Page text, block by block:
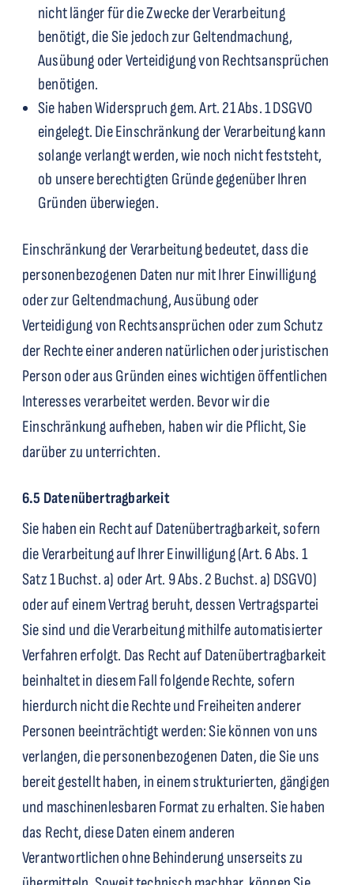
nicht länger für die Zwecke der Verarbeitung
benötigt, die Sie jedoch zur Geltendmachung,
Ausübung oder Verteidigung von Rechtsansprüchen
benötigen.
Sie haben Widerspruch gem. Art. 21 Abs. 1 DSGVO
eingelegt. Die Einschränkung der Verarbeitung kann
solange verlangt werden, wie noch nicht feststeht,
ob unsere berechtigten Gründe gegenüber Ihren
Gründen überwiegen.
Einschränkung der Verarbeitung bedeutet, dass die
personenbezogenen Daten nur mit Ihrer Einwilligung
oder zur Geltendmachung, Ausübung oder
Verteidigung von Rechtsan­sprüchen oder zum Schutz
der Rechte einer anderen natürlichen oder juristischen
Person oder aus Gründen eines wichtigen öffentlichen
Interesses verarbeitet werden. Bevor wir die
Einschränkung aufheben, haben wir die Pflicht, Sie
darüber zu unterrichten.
6.5 Datenübertragbarkeit
Sie haben ein Recht auf Datenübertragbarkeit, sofern
die Verarbeitung auf Ihrer Einwilligung (Art. 6 Abs. 1
Satz 1 Buchst. a) oder Art. 9 Abs. 2 Buchst. a) DSGVO)
oder auf einem Vertrag beruht, dessen Vertragspartei
Sie sind und die Verarbeitung mithilfe automatisierter
Verfahren erfolgt. Das Recht auf Datenübertragbarkeit
beinhaltet in diesem Fall folgende Rechte, sofern
hierdurch nicht die Rechte und Freiheiten anderer
Personen beeinträchtigt werden: Sie können von uns
verlangen, die personenbezogenen Daten, die Sie uns
bereit gestellt haben, in einem strukturierten, gängigen
und maschinenlesbaren Format zu erhalten. Sie haben
das Recht, diese Daten einem anderen
Verantwortlichen ohne Behinderung unserseits zu